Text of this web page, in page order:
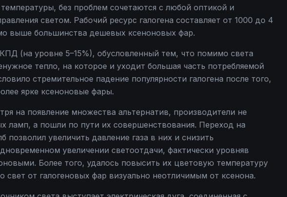
без проблем сочетаются с любой оптикой и
светом. Рабочий ресурс галогена составляет от 1000 до 4
выше большинства дешевых ксеноновых фар.
(на уровне 5–15%), обусловленный тем, что помимо света
тепло, на которое и уходит большая часть потребляемой
стремительное падение популярности галогена после того,
ярке ксеноновые фары.
на появление множества альтернатив, производители не
ламп, а пошли по пути их совершенствования. Переход на
позволил увеличить давление газа в них и снизить
увеличении светоотдачи, фактически уровняв
Более того, удалось повысить их цветовую температуру
свет от галогеновых фар визуально неотличимым от ксенона.